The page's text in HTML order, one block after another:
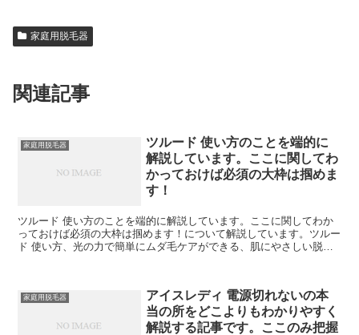
家庭用脱毛器
関連記事
家庭用脱毛器
ツルード 使い方のことを端的に
解説しています。ここに関してわ
かっておけば必須の大枠は掴めま
す！
ツルード 使い方のことを端的に解説しています。ここに関してわか
っておけば必須の大枠は掴めます！について解説しています。ツルー
ド 使い方、光の力で簡単にムダ毛ケアができる、肌にやさしい脱毛
家庭用脱毛器
アイスレディ 電源切れないの本
当の所をどこよりもわかりやすく
解説する記事です。ここのみ把握